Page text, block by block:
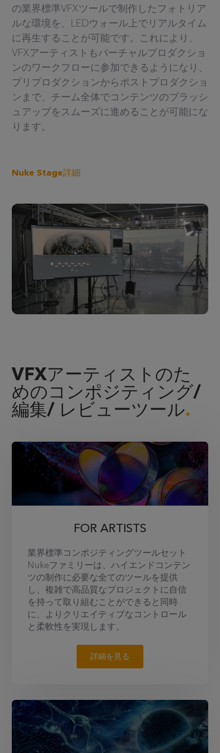
の業界標準VFXツールで制作したフォトリア
ルな環境を、LEDウォール上でリアルタイム
に再生することが可能です。これにより、
VFXアーティストもバーチャルプロダクショ
ンのワークフローに参加できるようになり、
プリプロダクションからポストプロダクショ
ンまで、チーム全体でコンテンツのブラッシ
ュアップをスムーズに進めることが可能にな
ります。
Nuke Stage詳細
VFXアーティストのた
めのコンポジティング/
編集/ レビューツール
FOR ARTISTS
業界標準コンポジティングツールセット
Nukeファミリーは、ハイエンドコンテン
ツの制作に必要な全てのツールを提供
し、複雑で高品質なプロジェクトに自信
を持って取り組むことができると同時
に、よりクリエイティブなコントロール
と柔軟性を実現します。
詳細を見る